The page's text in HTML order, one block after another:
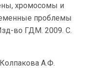
хромосомы и
проблемы
во ГДМ. 2009. С.
А.Ф.